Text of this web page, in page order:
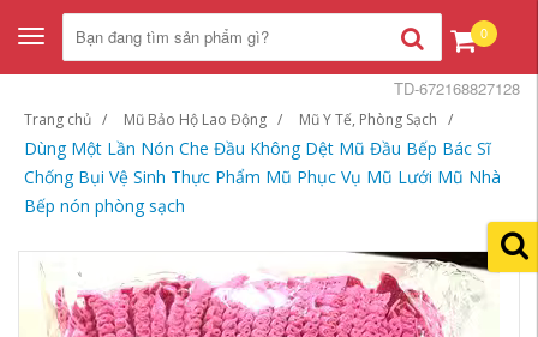
Toggle
navigation
0
Trang chủ Mũ Bảo Hộ Lao Động Mũ Y Tế, Phòng Sạch
Dùng Một Lần Nón Che Đầu Không Dệt Mũ Đầu Bếp Bác Sĩ
Chống Bụi Vệ Sinh Thực Phẩm Mũ Phục Vụ Mũ Lưới Mũ Nhà
Bếp nón phòng sạch
TD-672168827128